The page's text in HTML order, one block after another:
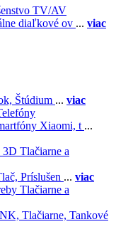
TV/AV
diaľkové ov ... viac
Štúdium ... viac
Xiaomi, t ...
3D Tlačiarne a
Príslušen ... viac
Tlačiarne a
Tlačiarne, Tankové